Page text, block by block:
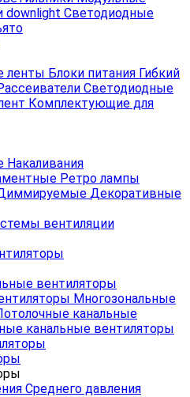
downlight Светодиодные
ленты Блоки питания Гибкий
Светодиодные
Комплектующие для
Накаливания
Ретро лампы
Декоративные
вентиляции
вентиляторы
Многозональные
канальные
канальные вентиляторы
Среднего давления